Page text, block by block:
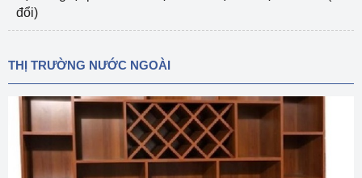
đổi)
THỊ TRƯỜNG NƯỚC NGOÀI